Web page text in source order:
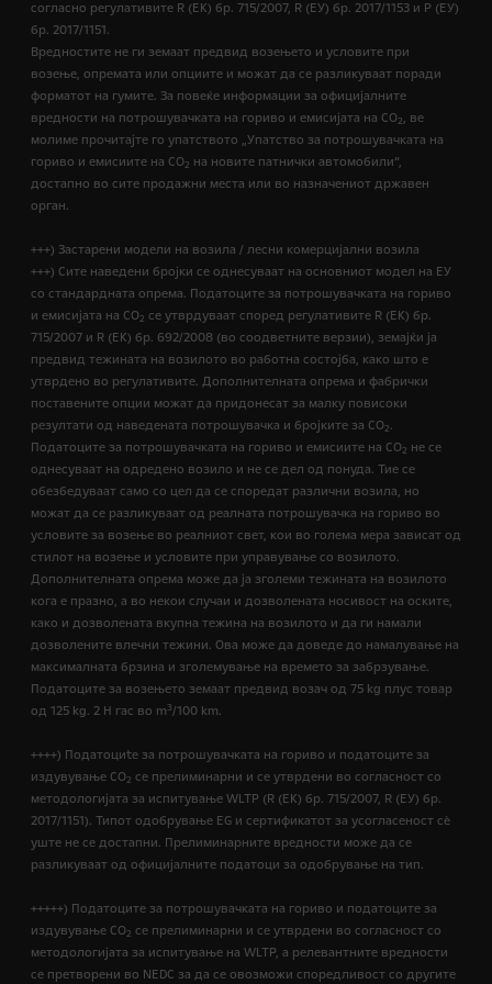
согласно регулативите R (EК) бр. 715/2007, R (ЕУ) бр. 2017/1153 и Р (ЕУ)
бр. 2017/1151.
Вредностите не ги земаат предвид возењето и условите при
возење, опремата или опциите и можат да се разликуваат поради
форматот на гумите. За повеќе информации за официјалните
вредности на потрошувачката на гориво и емисијата на CO2, ве
молиме прочитајте го упатството „Упатство за потрошувачката на
гориво и емисиите на CO2 на новите патнички автомобили“,
достапно во сите продажни места или во назначениот државен
орган.
+++) Застарени модели на возила / лесни комерцијални возила
+++) Сите наведени бројки се однесуваат на основниот модел на ЕУ
со стандардната опрема. Податоците за потрошувачката на гориво
и емисијата на СО2 се утврдуваат според регулативите R (ЕК) бр.
715/2007 и R (ЕК) бр. 692/2008 (во соодветните верзии), земајќи ја
предвид тежината на возилото во работна состојба, како што е
утврдено во регулативите. Дополнителната опрема и фабрички
поставените опции можат да придонесат за малку повисоки
резултати од наведената потрошувачка и бројките за CO2.
Податоците за потрошувачката на гориво и емисиите на CO2 не се
однесуваат на одредено возило и не се дел од понуда. Тие се
обезбедуваат само со цел да се споредат различни возила, но
можат да се разликуваат од реалната потрошувачка на гориво во
условите за возење во реалниот свет, кои во голема мера зависат од
стилот на возење и условите при управување со возилото.
Дополнителната опрема може да ја зголеми тежината на возилото
кога е празно, а во некои случаи и дозволената носивост на оските,
како и дозволената вкупна тежина на возилото и да ги намали
дозволените влечни тежини. Ова може да доведе до намалување на
максималната брзина и зголемување на времето за забрзување.
Податоците за возењето земаат предвид возач од 75 kg плус товар
од 125 kg. 2 H гас во m3/100 km.
++++) Податоциte за потрошувачката на гориво и податоците за
издувување CO2 се прелиминарни и се утврдени во согласност со
методологијата за испитување WLTP (R (EК) бр. 715/2007, R (ЕУ) бр.
2017/1151). Типот одобрување EG и сертификатот за усогласеност сѐ
уште не се достапни. Прелиминарните вредности може да се
разликуваат од официјалните податоци за одобрување на тип.
+++++) Податоците за потрошувачката на гориво и податоците за
издувување CO2 се прелиминарни и се утврдени во согласност со
методологијата за испитување на WLTP, а релевантните вредности
се претворени во NEDC за да се овозможи споредливост со другите